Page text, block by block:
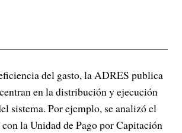
del gasto, la ADRES publica
en la distribución y ejecución
sistema. Por ejemplo, se analizó el
la Unidad de Pago por Capitación